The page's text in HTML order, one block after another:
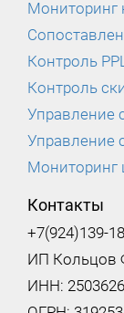
Мониторинг
Контроль
Контроль
Управление
Управление
Мониторинг
Контакты
+7(924)139-
ИП Кольцов
ИНН: